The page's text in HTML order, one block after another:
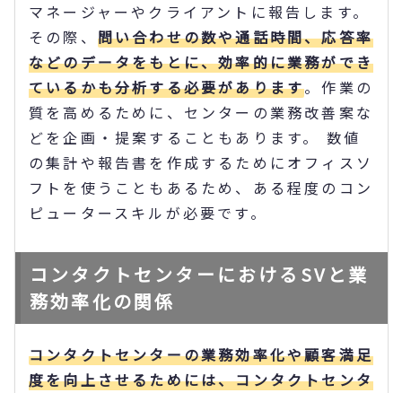
マネージャーやクライアントに報告します。
その際、 問い合わせの数や通話時間、応答率
などのデータをもとに、効率的に業務ができ
ているかも分析する必要があります。作業の
質を高めるために、センターの業務改善案な
どを企画・提案することもあります。 数値
の集計や報告書を作成するためにオフィスソ
フトを使うこともあるため、ある程度のコン
ピュータースキルが必要です。
コンタクトセンターにおけるSVと業
務効率化の関係
コンタクトセンターの業務効率化や顧客満足
度を向上させるためには、コンタクトセンタ